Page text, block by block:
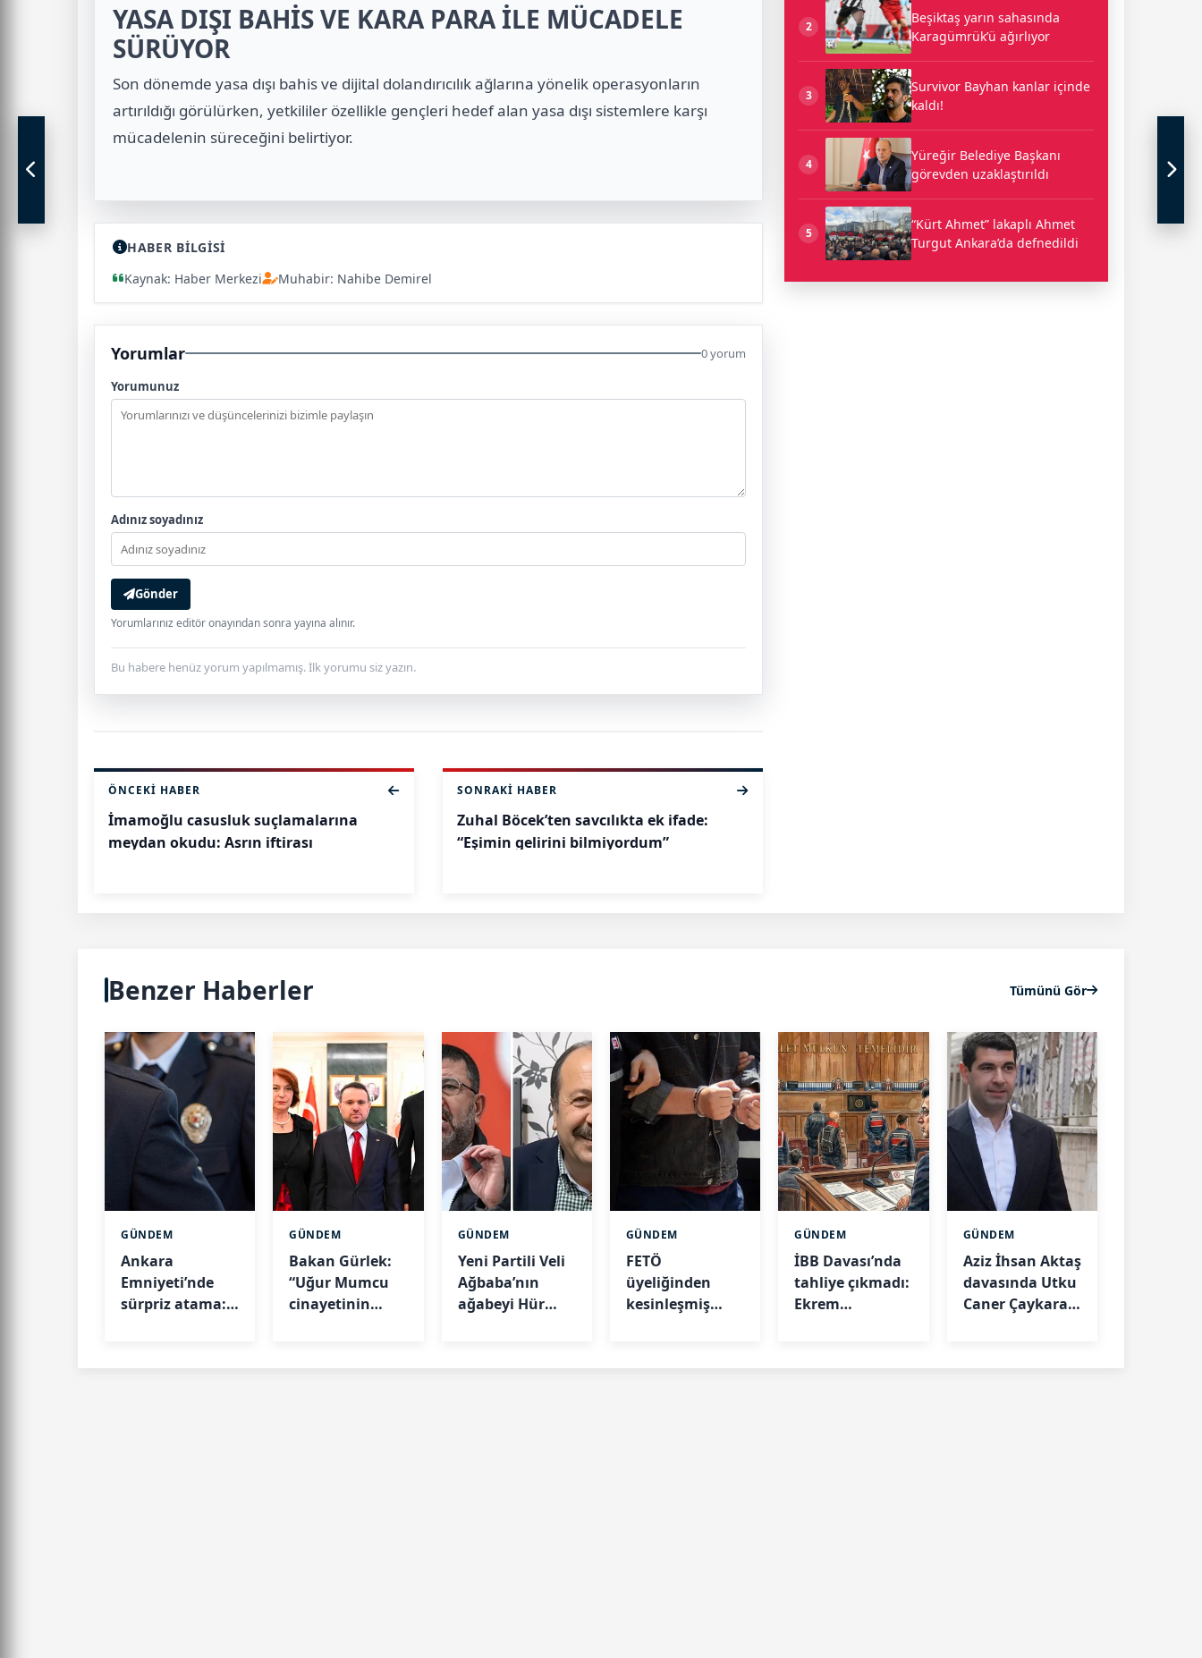
YASA DIŞI BAHİS VE KARA PARA İLE MÜCADELE
SÜRÜYOR
Son dönemde yasa dışı bahis ve dijital dolandırıcılık ağlarına yönelik operasyonların
artırıldığı görülürken, yetkililer özellikle gençleri hedef alan yasa dışı sistemlere karşı
mücadelenin süreceğini belirtiyor.
HABER BİLGİSİ
Kaynak: Haber Merkezi
Muhabir: Nahibe Demirel
Yorumlar 0 yorum
Yorumunuz
Adınız soyadınız
Gönder
Yorumlarınız editör onayından sonra yayına alınır.
Bu habere henüz yorum yapılmamış. İlk yorumu siz yazın.
ÖNCEKI HABER
İmamoğlu casusluk suçlamalarına
meydan okudu: Asrın iftirası
SONRAKI HABER
Zuhal Böcek’ten savcılıkta ek ifade:
“Eşimin gelirini bilmiyordum”
2
Beşiktaş yarın sahasında
Karagümrük’ü ağırlıyor
3
Survivor Bayhan kanlar içinde
kaldı!
4
Yüreğir Belediye Başkanı
görevden uzaklaştırıldı
5
“Kürt Ahmet” lakaplı Ahmet
Turgut Ankara’da defnedildi
Benzer Haberler Tümünü Gör
GÜNDEM
Ankara
Emniyeti’nde
sürpriz atama:
GÜNDEM
Bakan Gürlek:
“Uğur Mumcu
cinayetinin
GÜNDEM
Yeni Partili Veli
Ağbaba’nın
ağabeyi Hür
GÜNDEM
FETÖ
üyeliğinden
kesinleşmiş
GÜNDEM
İBB Davası’nda
tahliye çıkmadı:
Ekrem
GÜNDEM
Aziz İhsan Aktaş
davasında Utku
Caner Çaykara